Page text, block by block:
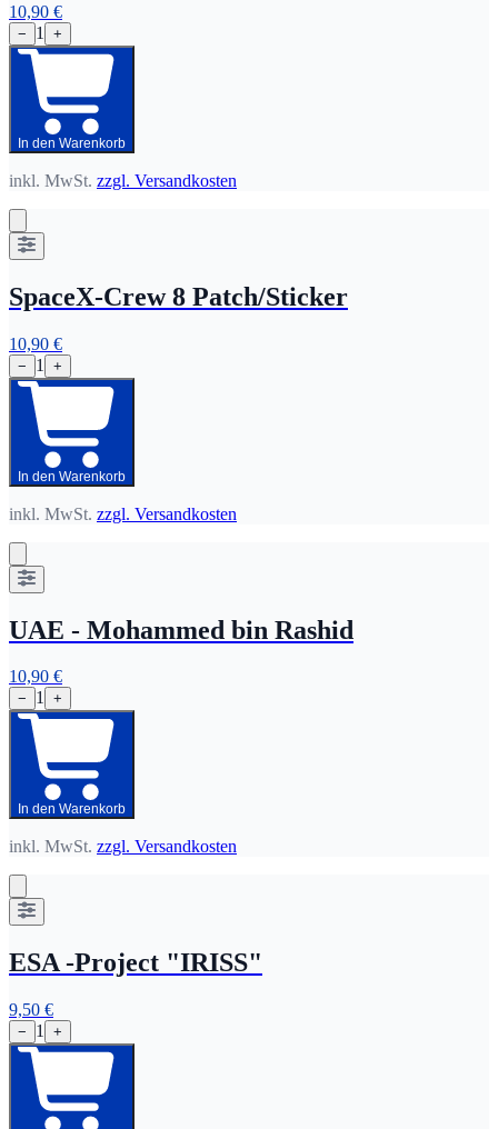
10,90 €
− 1 +
In den Warenkorb
inkl. MwSt. zzgl. Versandkosten
SpaceX-Crew 8 Patch/Sticker
10,90 €
− 1 +
In den Warenkorb
inkl. MwSt. zzgl. Versandkosten
UAE - Mohammed bin Rashid
10,90 €
− 1 +
In den Warenkorb
inkl. MwSt. zzgl. Versandkosten
ESA -Project "IRISS"
9,50 €
− 1 +